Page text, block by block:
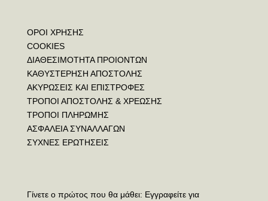
ΟΡΟΙ ΧΡΗΣΗΣ
COOKIES
ΔΙΑΘΕΣΙΜΟΤΗΤΑ ΠΡΟΙΟΝΤΩΝ
ΚΑΘΥΣΤΕΡΗΣΗ ΑΠΟΣΤΟΛΗΣ
ΑΚΥΡΩΣΕΙΣ ΚΑΙ ΕΠΙΣΤΡΟΦΕΣ
ΤΡΟΠΟΙ ΑΠΟΣΤΟΛΗΣ & ΧΡΕΩΣΗΣ
ΤΡΟΠΟΙ ΠΛΗΡΩΜΗΣ
ΑΣΦΑΛΕΙΑ ΣΥΝΑΛΛΑΓΩΝ
ΣΥΧΝΕΣ ΕΡΩΤΗΣΕΙΣ
Γίνετε ο πρώτος που θα μάθει: Εγγραφείτε για